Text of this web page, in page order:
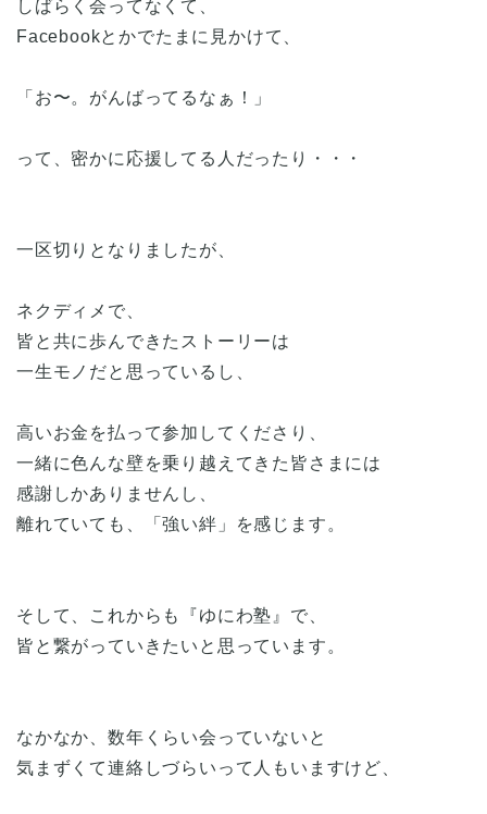
しばらく会ってなくて、
Facebookとかでたまに見かけて、
「お〜。がんばってるなぁ！」
って、密かに応援してる人だったり・・・
一区切りとなりましたが、
ネクディメで、
皆と共に歩んできたストーリーは
一生モノだと思っているし、
高いお金を払って参加してくださり、
一緒に色んな壁を乗り越えてきた皆さまには
感謝しかありませんし、
離れていても、「強い絆」を感じます。
そして、これからも『ゆにわ塾』で、
皆と繋がっていきたいと思っています。
なかなか、数年くらい会っていないと
気まずくて連絡しづらいって人もいますけど、